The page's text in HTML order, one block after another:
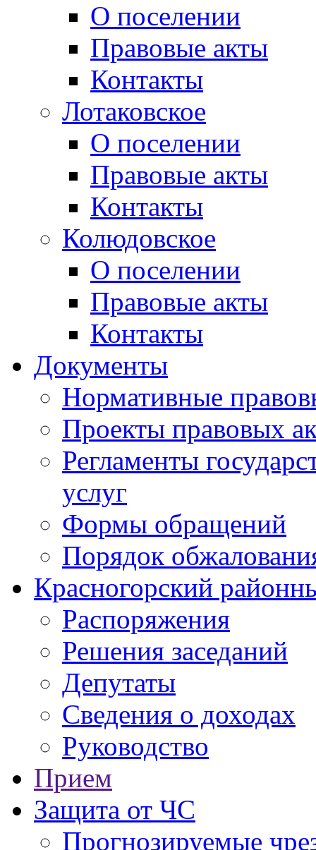
О поселении
Правовые акты
Контакты
Лотаковское
О поселении
Правовые акты
Контакты
Колюдовское
О поселении
Правовые акты
Контакты
Документы
Нормативные
Проекты правовых
Регламенты
услуг
Формы обращений
Порядок
Красногорский
Распоряжения
Решения заседаний
Депутаты
Сведения о доходах
Руководство
Прием
Защита от ЧС
Прогнозируемые